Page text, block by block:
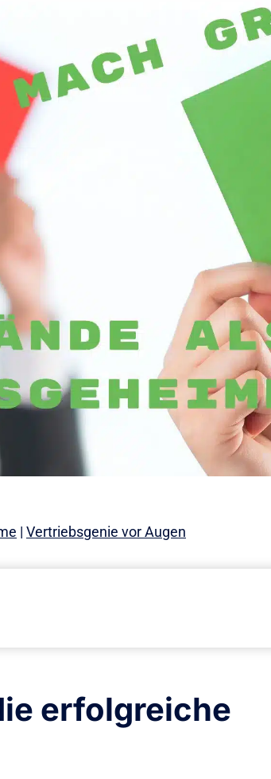
| Vertriebsgenie vor Augen
erfolgreiche